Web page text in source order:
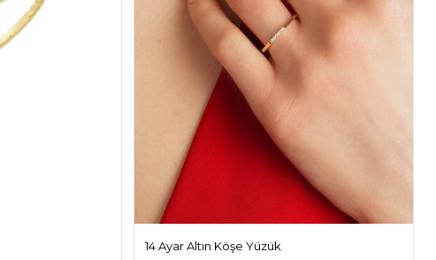
14 Ayar Altın Köşe Yüzük